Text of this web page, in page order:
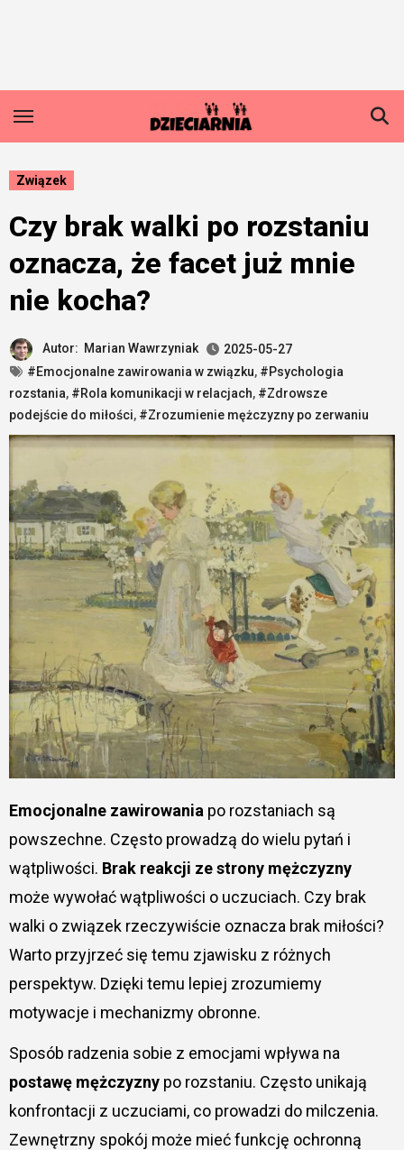
Związek
Czy brak walki po rozstaniu
oznacza, że facet już mnie
nie kocha?
Autor: Marian Wawrzyniak
2025-05-27
#Emocjonalne zawirowania w związku, #Psychologia
rozstania, #Rola komunikacji w relacjach, #Zdrowsze
podejście do miłości, #Zrozumienie mężczyzny po zerwaniu
Emocjonalne zawirowania po rozstaniach są
powszechne. Często prowadzą do wielu pytań i
wątpliwości. Brak reakcji ze strony mężczyzny
może wywołać wątpliwości o uczuciach. Czy brak
walki o związek rzeczywiście oznacza brak miłości?
Warto przyjrzeć się temu zjawisku z różnych
perspektyw. Dzięki temu lepiej zrozumiemy
motywacje i mechanizmy obronne.
Sposób radzenia sobie z emocjami wpływa na
postawę mężczyznypo rozstaniu. Często unikają
konfrontacji z uczuciami, co prowadzi do milczenia.
Zewnętrzny spokój może mieć funkcję ochronną